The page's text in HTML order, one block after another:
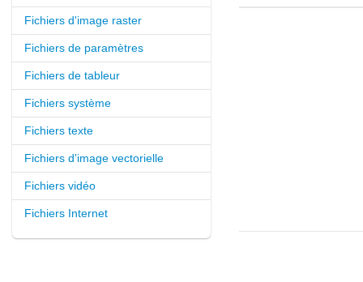
Fichiers d'image raster
Fichiers de paramètres
Fichiers de tableur
Fichiers système
Fichiers texte
Fichiers d'image vectorielle
Fichiers vidéo
Fichiers Internet